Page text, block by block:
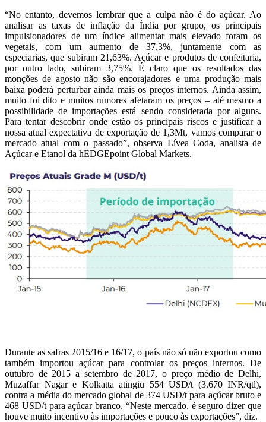
“No entanto, devemos lembrar que a culpa não é do açúcar. Ao
analisar as taxas de inflação da Índia por grupo, os principais
impulsionadores de um índice alimentar mais elevado foram os
vegetais, com um aumento de 37,3%, juntamente com as
especiarias, que subiram 21,63%. Açúcar e produtos de confeitaria,
por outro lado, subiram 3,75%. É claro que os resultados das
monções de agosto não são encorajadores e uma produção mais
baixa poderá perturbar ainda mais os preços internos. Ainda assim,
muito foi dito e muitos rumores afetaram os preços – até mesmo a
possibilidade de importações está sendo considerada por alguns.
Para tentar descobrir onde estão os principais riscos e justificar a
nossa atual expectativa de exportação de 1,3Mt, vamos comparar o
mercado atual com o passado”, observa Lívea Coda, analista de
Açúcar e Etanol da hEDGEpoint Global Markets.
Durante as safras 2015/16 e 16/17, o país não só não exportou como
também importou açúcar para controlar os preços internos. De
outubro de 2015 a setembro de 2017, o preço médio de Delhi,
Muzaffar Nagar e Kolkatta atingiu 554 USD/t (3.670 INR/qtl),
contra a média do mercado global de 374 USD/t para açúcar bruto e
468 USD/t para açúcar branco. “Neste mercado, é seguro dizer que
houve muito incentivo às importações e pouco às exportações”, diz.